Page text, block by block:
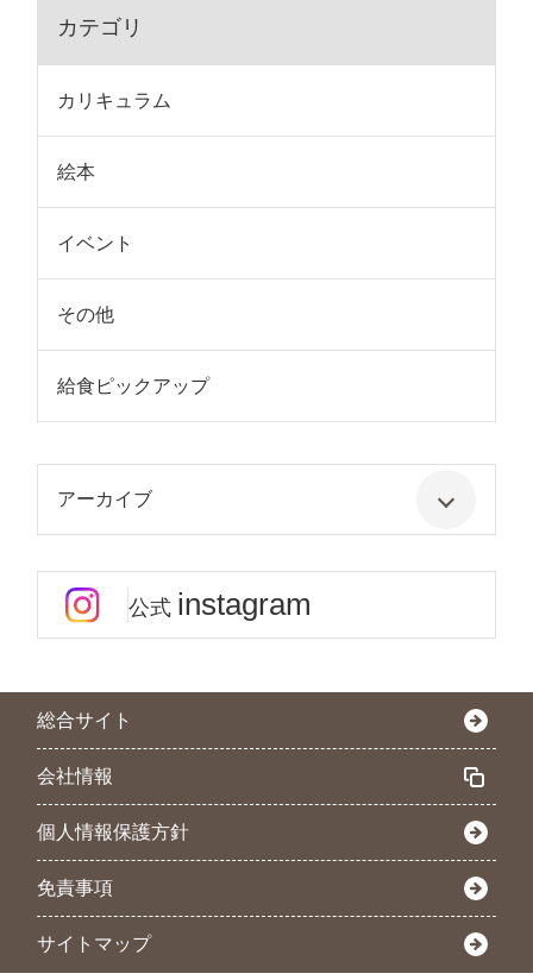
カテゴリ
カリキュラム
絵本
イベント
その他
給食ピックアップ
アーカイブ
公式 instagram
総合サイト
会社情報
個人情報保護方針
免責事項
サイトマップ